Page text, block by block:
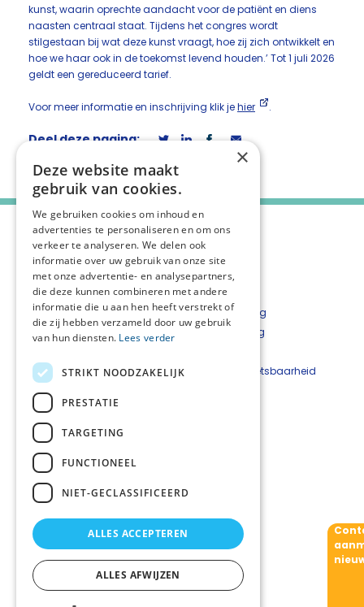
kunst, waarin oprechte aandacht voor de patiënt en diens
naasten centraal staat. Tijdens het congres wordt
stilgestaan bij wat deze kunst vraagt, hoe zij zich ontwikkelt en
hoe we haar ook in de toekomst levend houden.’ Tot 1 juli 2026
geldt een gereduceerd tarief.
Voor meer informatie en inschrijving klik jehier .
Deel deze pagina:
Over het netwerk
Over Palliaweb
Nieuwsbrief
Bestelformulier
Privacyverklaring
Cookieverklaring
Beveiligingskwetsbaarheid
Netwerkcoördinatoren
Andrea van der Veen
06 3624 4200
Elise van Dijk
06 4757 9929
netwerkpalliatievezorg@sigra.nl
×
Deze website maakt
gebruik van cookies.
We gebruiken cookies om inhoud en
advertenties te personaliseren en om ons
verkeer te analyseren. We delen ook
informatie over uw gebruik van onze site
met onze advertentie- en analysepartners,
die deze kunnen combineren met andere
informatie die u aan hen heeft verstrekt of
die zij hebben verzameld door uw gebruik
van hun diensten. Lees verder
STRIKT NOODZAKELIJK
PRESTATIE
TARGETING
FUNCTIONEEL
NIET-GECLASSIFICEERD
ALLES ACCEPTEREN
ALLES AFWIJZEN